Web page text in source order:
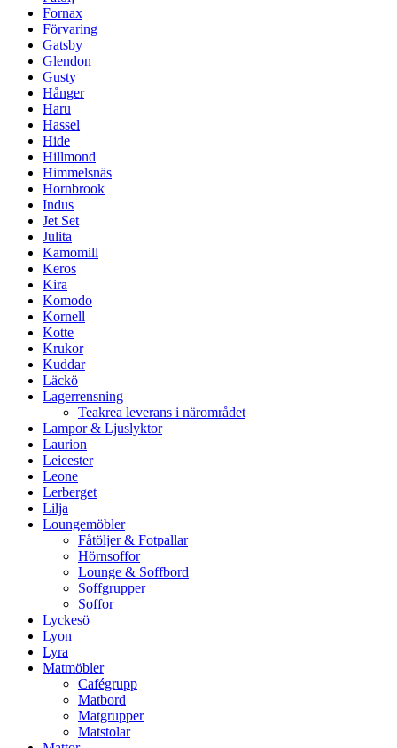
Fornax
Förvaring
Gatsby
Glendon
Gusty
Hånger
Haru
Hassel
Hide
Hillmond
Himmelsnäs
Hornbrook
Indus
Jet Set
Julita
Kamomill
Keros
Kira
Komodo
Kornell
Kotte
Krukor
Kuddar
Läckö
Lagerrensning
Teakrea leverans i närområdet
Lampor & Ljuslyktor
Laurion
Leicester
Leone
Lerberget
Lilja
Loungemöbler
Fåtöljer & Fotpallar
Hörnsoffor
Lounge & Soffbord
Soffgrupper
Soffor
Lyckesö
Lyon
Lyra
Matmöbler
Cafégrupp
Matbord
Matgrupper
Matstolar